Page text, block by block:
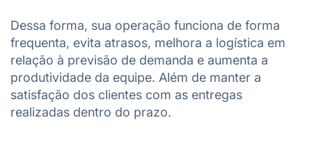
Dessa forma, sua operação funciona de forma
frequenta, evita atrasos, melhora a logística em
relação à previsão de demanda e aumenta a
produtividade da equipe. Além de manter a
satisfação dos clientes com as entregas
realizadas dentro do prazo.